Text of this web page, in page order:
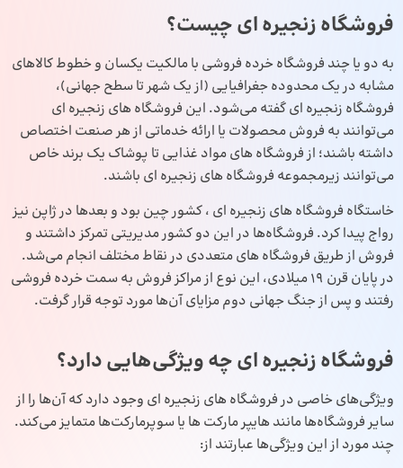
فروشگاه زنجیره ای چیست؟
به دو یا چند فروشگاهخرده فروشی با مالکیت یکسان و خطوط کالاهای
مشابه در یک محدوده جغرافیایی (از یک شهر تا سطح جهانی)،
فروشگاه زنجیره‌ ای گفته می‌شود. این فروشگاه‌ های زنجیره ای
می‌توانند به فروش محصولات یا ارائه خدماتی از هر صنعت اختصاص
داشته باشند؛ از فروشگاه‌ های مواد غذایی تا پوشاک یک برند خاص
می‌توانند زیرمجموعه فروشگاه های زنجیره ای باشند.
خاستگاه فروشگاه های زنجیره ای ، کشور چین بود و بعدها در ژاپن نیز
رواج پیدا کرد. فروشگاه‌ها در این دو کشور مدیریتی تمرکز داشتند و
فروش از طریق فروشگاه‌ های متعددی در نقاط مختلف انجام می‌شد.
در پایان قرن 19 میلادی، این نوع از مراکز فروش به سمت خرده‌ فروشی
رفتند و پس از جنگ جهانی دوم مزایای آن‌ها مورد توجه قرار گرفت.
فروشگاه زنجیره ای چه ویژگی‌هایی دارد؟
ویژگی‌های خاصی در فروشگاه‌ های زنجیره‌ ای وجود دارد که آن‌ها را از
سایر فروشگاه‌ها مانند هایپر مارکت‌ ها یا سوپرمارکت‌ها متمایز می‌کند.
چند مورد از این ویژگی‌‌ها عبارتند از: